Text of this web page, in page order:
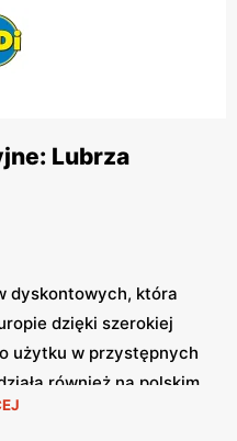
Lubrza
dyskontowych, która
dzięki szerokiej
użytku w przystępnych
również na polskim